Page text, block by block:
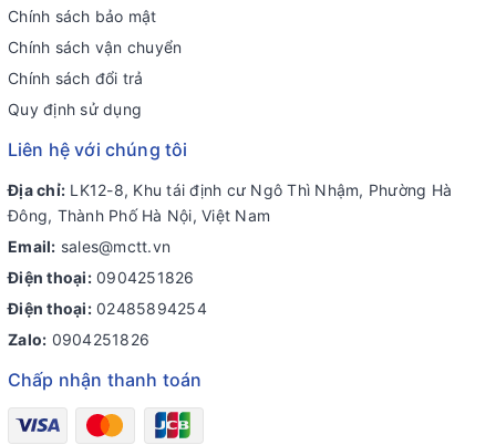
Chính sách bảo mật
Chính sách vận chuyển
Chính sách đổi trả
Quy định sử dụng
Liên hệ với chúng tôi
Địa chỉ: LK12-8, Khu tái định cư Ngô Thì Nhậm, Phường Hà
Đông, Thành Phố Hà Nội, Việt Nam
Email: sales@mctt.vn
Điện thoại: 0904251826
Điện thoại: 02485894254
Zalo: 0904251826
Chấp nhận thanh toán